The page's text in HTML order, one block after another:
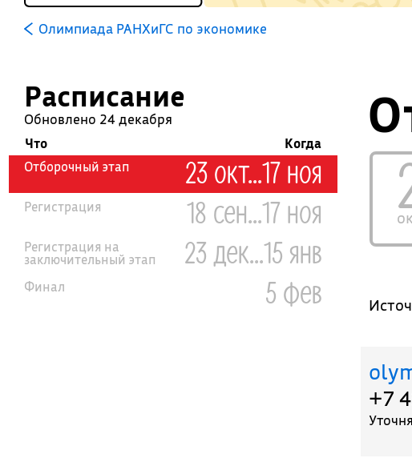
Олимпиада РАНХиГС по экономике
Расписание
Обновлено 24 декабря
Что
Когда
Отборочный этап
23 окт...17 ноя
Регистрация 18 сен...17 ноя
Регистрация на
заключительный этап 23 дек...15 янв
Финал 5 фев
+7